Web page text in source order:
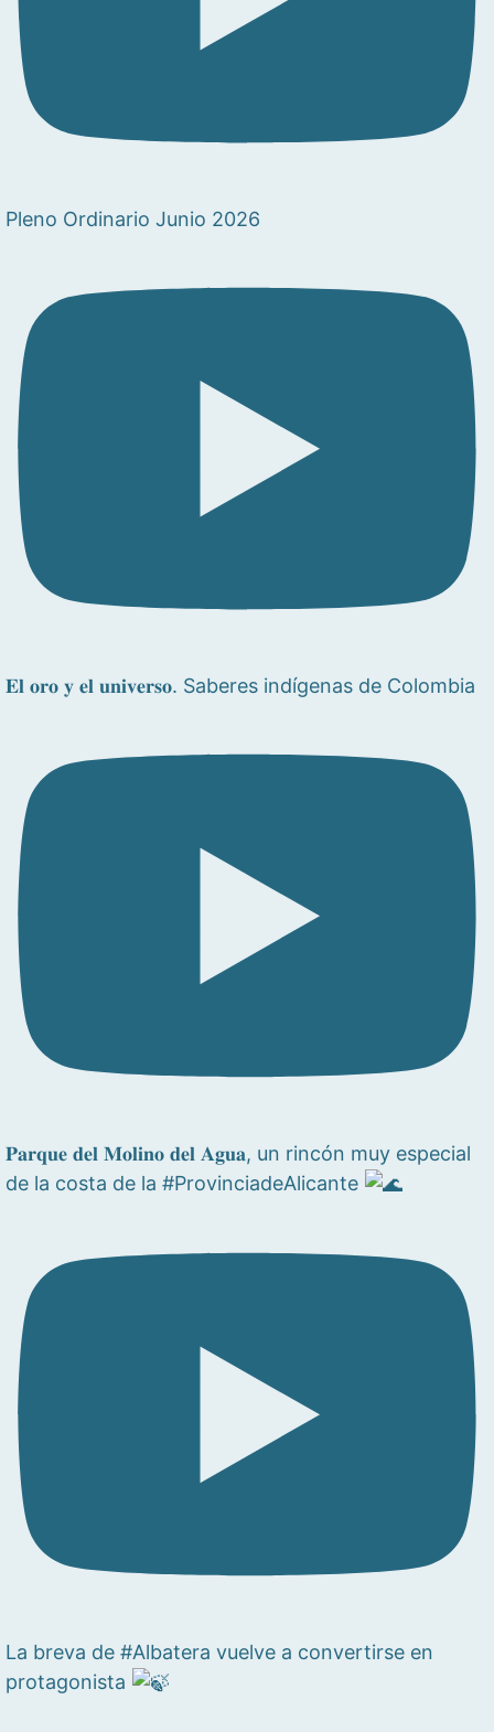
Pleno Ordinario Junio 2026
𝐄𝐥 𝐨𝐫𝐨 𝐲 𝐞𝐥 𝐮𝐧𝐢𝐯𝐞𝐫𝐬𝐨. Saberes indígenas de Colombia
𝐏𝐚𝐫𝐪𝐮𝐞 𝐝𝐞𝐥 𝐌𝐨𝐥𝐢𝐧𝐨 𝐝𝐞𝐥 𝐀𝐠𝐮𝐚, un rincón muy especial
de la costa de la #ProvinciadeAlicante
La breva de #Albatera vuelve a convertirse en
protagonista